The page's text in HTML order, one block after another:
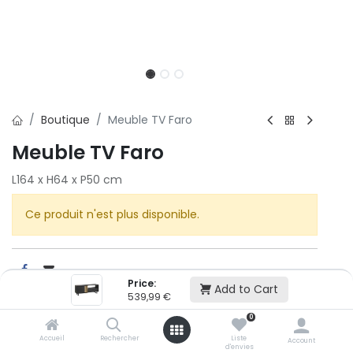
Price:
539,99 € Add to Cart
Accueil Rechercher
0
Liste
d'envies
Account
Boutique Meuble TV Faro
Meuble TV Faro
L164 x H64 x P50 cm
Ce produit n'est plus disponible.
Cet article n'est plus disponible.